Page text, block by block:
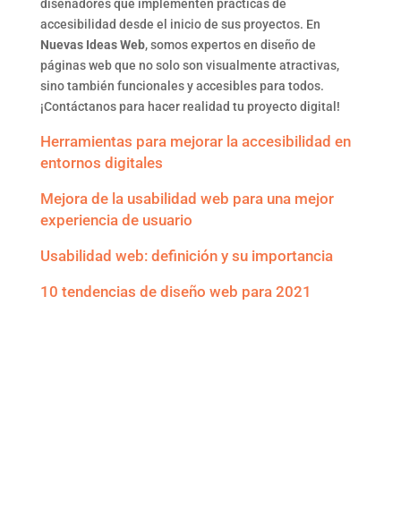
diseñadores que implementen prácticas de
accesibilidad desde el inicio de sus proyectos. En
Nuevas Ideas Web, somos expertos en diseño de
páginas web que no solo son visualmente atractivas,
sino también funcionales y accesibles para todos.
¡Contáctanos para hacer realidad tu proyecto digital!
Herramientas para mejorar la accesibilidad en
entornos digitales
Mejora de la usabilidad web para una mejor
experiencia de usuario
Usabilidad web: definición y su importancia
10 tendencias de diseño web para 2021